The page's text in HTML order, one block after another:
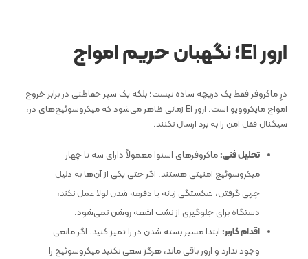
ارورE1؛ نگهبان حریم امواج
درِ ماکروفر فقط یک دریچه ساده نیست؛ بلکه یک سپر حفاظتی در برابر خروج
امواج مایکروویو است. ارور E1 زمانی ظاهر می‌شود که میکروسوئیچ‌های در،
سیگنال قفل امن را به برد ارسال نکنند.
تحلیل فنی: ماکروفرهای اسنوا معمولاً دارای سه تا چهار
میکروسوئیچ امنیتی هستند. اگر حتی یکی از آن‌ها به دلیل
چربی گرفتن، شکستگی زبانه یا دفرمه شدن لولا عمل نکند،
دستگاه برای جلوگیری از نشت اشعه روشن نمی‌شود.
اقدام کاربر: ابتدا مسیر بسته شدن در را تمیز کنید. اگر مانعی
وجود ندارد و ارور باقی ماند، هرگز سعی نکنید میکروسوئیچ را